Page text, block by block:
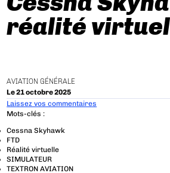
réalité
AVIATION GÉNÉRALE
Le 21 octobre 2025
Laissez vos commentaires
Mots-clés :
Cessna Skyhawk
FTD
Réalité virtuelle
SIMULATEUR
TEXTRON AVIATION